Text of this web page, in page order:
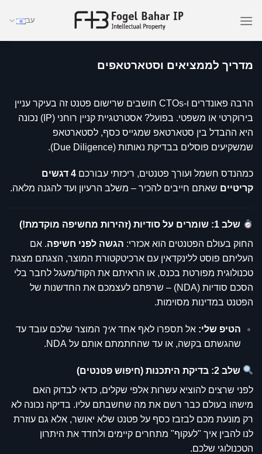
עב
מדריך לממציאים וסטארטאפים
הרבה פאונדרים ו-CTOs חושבים שרישום פטנט זה בעיקר עניין
בירוקרטי או משפטי. בפועל? אסטרטגיית קניין רוחני (IP) נכונה
היא ההבדל בין סטארטאפ שמגייס כסף, לסטארטאפ
שמשקיעים פוסלים בבדיקת נאותות (Due Diligence).
כמהנדס חשמל ועורך פטנטים, ריכזתי עבורכם
4 דגשים
קריטיים שאתם חייבים להכיר – משלב הרעיון ועד להגנה מלאה.
שלב 1: שומרים על סודיות (זהירות מחשיפה מוקדמת!)
החוק בעולם הפטנטים הוא אכזרי: הגשה לפני חשיפה. אם
העליתם פוסט ללינקדאין עם ארכיטקטורת המוצר, הצגתם מצגת
טכנולוגית מפורטת בכנס, או הראיתם את הקוד/מעגל לחבר בלי
הסכם סודיות (NDA) – שרפתם לעצמכם את החדשנות של
הפטנט במדינות מסוימות.
הטיפ שלי: אל תספרו לאף אחדאיך המוצר שלכם עובד עד
שהגשתם בקשה, או עד שהחתמתם אותם על NDA.
שלב 2: בדיקת היתכנות (חיפוש פטנטים)
לפני שרצים להוציא עשרות אלפי שקלים, כדאי לבדוק האם
מישהו בעולם כבר רשם את מה שחשבתם עליו. בדיקה נכונה לא
רק מונעת מכם לבזבז כסף על פטנט שלא יאושר, אלא גם עוזרת
לנו להבין איך "לעקוף" מתחרים קיימים ולחדד את היתרון
הטכנולוגי שלכם.